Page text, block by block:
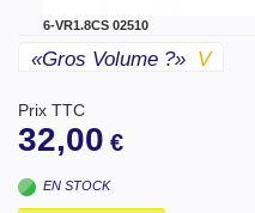
6-VR1.8CS 02510
«gros Volume ?» V
Prix TTC
32,00 €
EN STOCK